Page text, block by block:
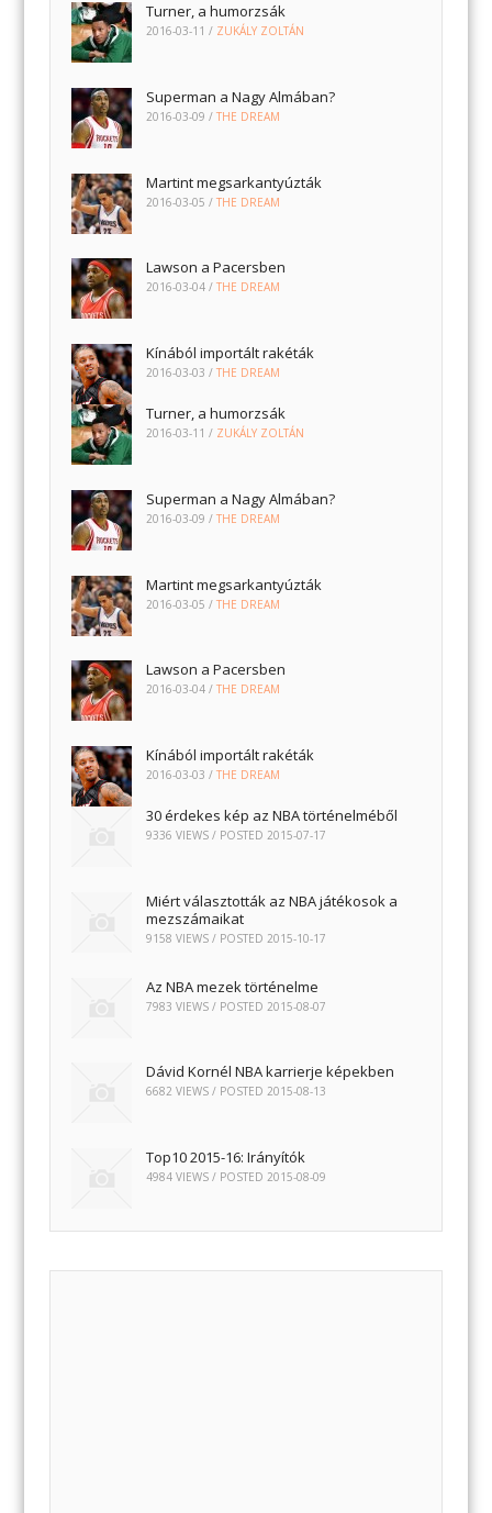
Turner, a humorzsák
2016-03-11 / ZUKÁLY ZOLTÁN
Superman a Nagy Almában?
2016-03-09 /THE DREAM
Martint megsarkantyúzták
2016-03-05 /THE DREAM
Lawson a Pacersben
2016-03-04 /THE DREAM
Kínából importált rakéták
2016-03-03 /THE DREAM
Turner, a humorzsák
2016-03-11 / ZUKÁLY ZOLTÁN
Superman a Nagy Almában?
2016-03-09 /THE DREAM
Martint megsarkantyúzták
2016-03-05 /THE DREAM
Lawson a Pacersben
2016-03-04 /THE DREAM
Kínából importált rakéták
2016-03-03 /THE DREAM
30 érdekes kép az NBA történelméből
9336 VIEWS / POSTED2015-07-17
Miért választották az NBA játékosok a
mezszámaikat
9158 VIEWS / POSTED2015-10-17
Az NBA mezek történelme
7983 VIEWS / POSTED 2015-08-07
Dávid Kornél NBA karrierje képekben
6682 VIEWS / POSTED2015-08-13
Top10 2015-16: Irányítók
4984 VIEWS / POSTED2015-08-09